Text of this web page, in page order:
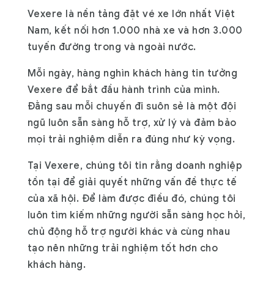
Vexere là nền tảng đặt vé xe lớn nhất Việt
Nam, kết nối hơn 1.000 nhà xe và hơn 3.000
tuyến đường trong và ngoài nước.
Mỗi ngày, hàng nghìn khách hàng tin tưởng
Vexere để bắt đầu hành trình của mình.
Đằng sau mỗi chuyến đi suôn sẻ là một đội
ngũ luôn sẵn sàng hỗ trợ, xử lý và đảm bảo
mọi trải nghiệm diễn ra đúng như kỳ vọng.
Tại Vexere, chúng tôi tin rằng doanh nghiệp
tồn tại để giải quyết những vấn đề thực tế
của xã hội. Để làm được điều đó, chúng tôi
luôn tìm kiếm những người sẵn sàng học hỏi,
chủ động hỗ trợ người khác và cùng nhau
tạo nên những trải nghiệm tốt hơn cho
khách hàng.